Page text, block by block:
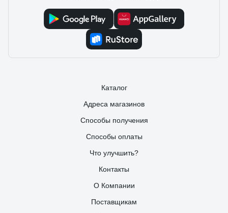
Каталог
Адреса магазинов
Способы получения
Способы оплаты
Что улучшить?
Контакты
О Компании
Поставщикам